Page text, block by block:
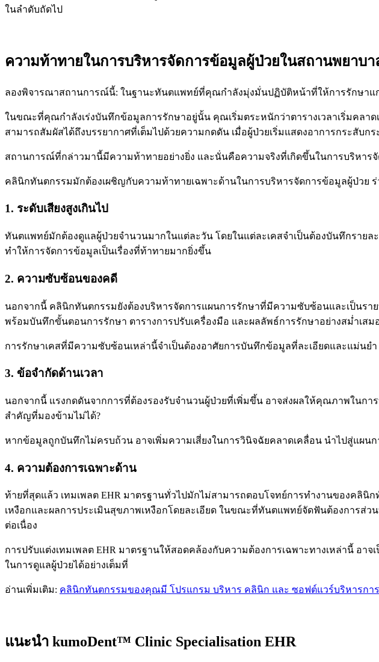
ในลำดับถัดไป
ความท้าทายในการบริหารจัดการข้อมูลผู้ป่วยในสถานพยาบา
ลองพิจารณาสถานการณ์นี้: ในฐานะทันตแพทย์ที่คุณกำลังมุ่งมั่นปฏิบัติหน้าที่ให้การรักษาแก่
ในขณะที่คุณกำลังเร่งบันทึกข้อมูลการรักษาอยู่นั้น คุณเริ่มตระหนักว่าตารางเวลาเริ่มคล
สามารถสัมผัสได้ถึงบรรยากาศที่เต็มไปด้วยความกดดัน เมื่อผู้ป่วยเริ่มแสดงอาการกระสับก
สถานการณ์ที่กล่าวมานี้มีความท้าทายอย่างยิ่ง และนั่นคือความจริงที่เกิดขึ้นในการบริหาร
คลินิกทันตกรรมมักต้องเผชิญกับความท้าทายเฉพาะด้านในการบริหารจัดการข้อมูลผู้ป่ว
1. ระดับเสียงสูงเกินไป
ทันตแพทย์มักต้องดูแลผู้ป่วยจำนวนมากในแต่ละวัน โดยในแต่ละเคสจำเป็นต้องบันทึกราย
ทำให้การจัดการข้อมูลเป็นเรื่องที่ท้าทายมากยิ่งขึ้น
2. ความซับซ้อนของคดี
นอกจากนี้ คลินิกทันตกรรมยังต้องบริหารจัดการแผนการรักษาที่มีความซับซ้อนและเป็นร
พร้อมบันทึกขั้นตอนการรักษา ตารางการปรับเครื่องมือ และผลลัพธ์การรักษาอย่างสม่ำเสม
การรักษาเคสที่มีความซับซ้อนเหล่านี้จำเป็นต้องอาศัยการบันทึกข้อมูลที่ละเอียดและแม่นย
3. ข้อจำกัดด้านเวลา
นอกจากนี้ แรงกดดันจากการที่ต้องรองรับจำนวนผู้ป่วยที่เพิ่มขึ้น อาจส่งผลให้คุณภาพใน
สำคัญที่มองข้ามไม่ได้?
หากข้อมูลถูกบันทึกไม่ครบถ้วน อาจเพิ่มความเสี่ยงในการวินิจฉัยคลาดเคลื่อน นำไปสู่แผ
4. ความต้องการเฉพาะด้าน
ท้ายที่สุดแล้ว เทมเพลต EHR มาตรฐานทั่วไปมักไม่สามารถตอบโจทย์การทำงานของคลิ
เหงือกและผลการประเมินสุขภาพเหงือกโดยละเอียด ในขณะที่ทันตแพทย์จัดฟันต้องการ
ต่อเนื่อง
การปรับแต่งเทมเพลต EHR มาตรฐานให้สอดคล้องกับความต้องการเฉพาะทางเหล่านี้ อ
ในการดูแลผู้ป่วยได้อย่างเต็มที่
อ่านเพิ่มเติม: คลินิกทันตกรรมของคุณมี โปรแกรม บริหาร คลินิก และ ซอฟต์แวร์บริหารกา
แนะนำ kumoDent™ Clinic Specialisation EHR